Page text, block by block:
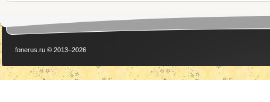
fonerus.ru © 2013–2026